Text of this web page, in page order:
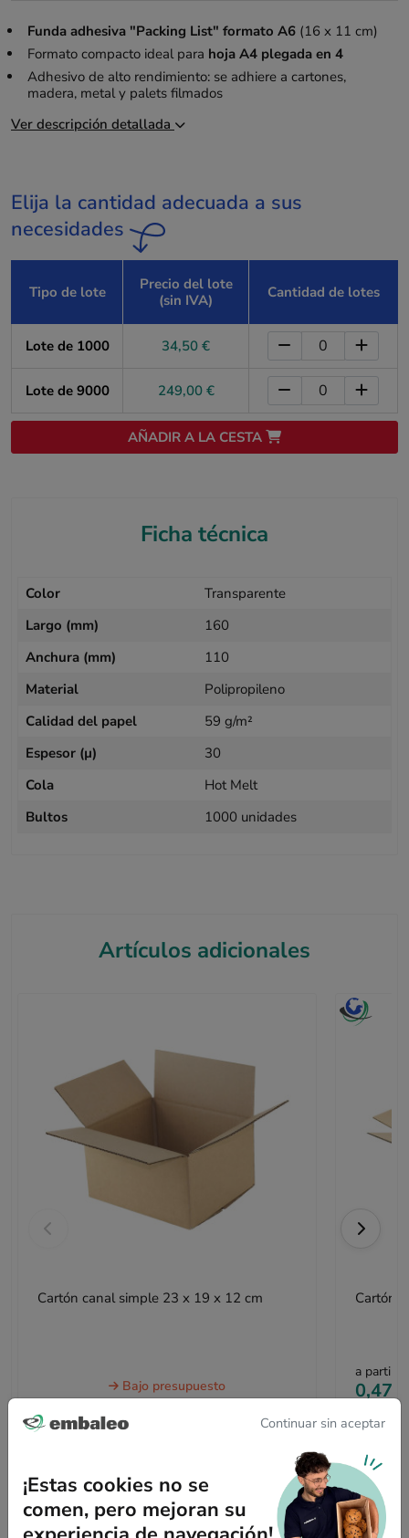
Funda adhesiva "Packing List" formato A6(16 x 11 cm)
Formato compacto ideal para hoja A4 plegada en 4
Adhesivo de alto rendimiento: se adhiere a cartones,
madera, metal y palets filmados
Ver descripción detallada
Elija la cantidad adecuada a sus
necesidades
Tipo de lote
Precio del lote
(sin IVA)
Cantidad de lotes
Lote de 1000 34,50 €
Lote de 9000 249,00 €
AÑADIR A LA CESTA
Ficha técnica
Color
Transparente
Largo (mm)
160
Anchura (mm)
110
Material
Polipropileno
Calidad del papel
59 g/m²
Espesor (µ)
30
Cola
Hot Melt
Bultos
1000 unidades
Artículos adicionales
Cartón canal simple 23 x 19 x 12 cm
Bajo presupuesto
a partir
0,47 €
Continuar sin aceptar
¡Estas cookies no se
comen, pero mejoran su